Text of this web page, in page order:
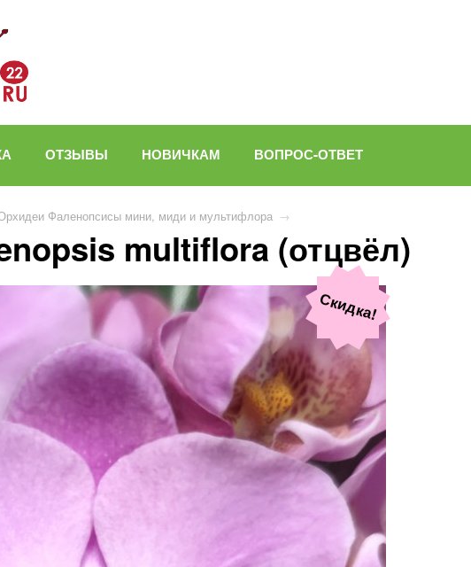
ОТЗЫВЫ НОВИЧКАМ ВОПРОС-ОТВЕТ
Фаленопсисы мини, миди и мультифлора →
multiflora (отцвёл)
Скидка!